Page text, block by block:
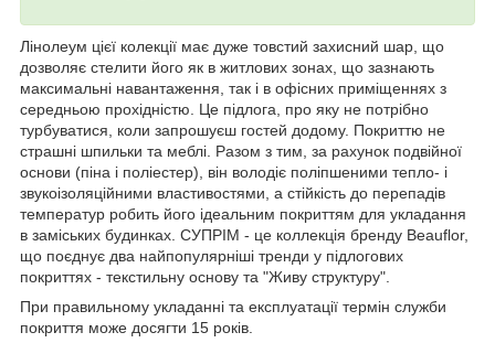
Лінолеум цієї колекції має дуже товстий захисний шар, що
дозволяє стелити його як в житлових зонах, що зазнають
максимальні навантаження, так і в офісних приміщеннях з
середньою прохідністю. Це підлога, про яку не потрібно
турбуватися, коли запрошуєш гостей додому. Покриттю не
страшні шпильки та меблі. Разом з тим, за рахунок подвійної
основи (піна і поліестер), він володіє поліпшеними тепло- і
звукоізоляційними властивостями, а стійкість до перепадів
температур робить його ідеальним покриттям для укладання
в заміських будинках. СУПРІМ - це коллекція бренду Beauflor,
що поєднує два найпопулярніші тренди у підлогових
покриттях - текстильну основу та "Живу структуру".
При правильному укладанні та експлуатації термін служби
покриття може досягти 15 років.